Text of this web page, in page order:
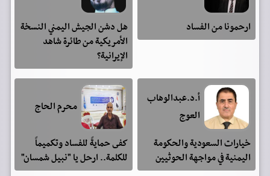
ارحمونا من الفساد
هل دشن الجيش اليمني النسخة
الأمريكية من طائرة شاهد
الإيرانية؟
أ.د.عبدالوهاب
العوج
خيارات السعودية والحكومة
اليمنية في مواجهة الحوثيين
محرم الحاج
كفى حمايةً للفساد وتكميماً
للكلمة.. ارحل يا "نبيل شمسان"